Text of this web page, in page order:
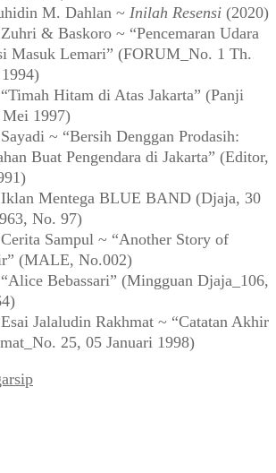
M. Dahlan ~ Inilah Resensi (2020)
& Baskoro ~ “Pencemaran Udara
Masuk Lemari” (FORUM_No. 1 Th.
Hitam di Atas Jakarta” (Panji
1997)
~ “Bersih Denggan Prodasih:
Buat Pengendara di Jakarta” (Editor,
Mentega BLUE BAND (Djaja, 30
No. 97)
Sampul ~ “Another Story of
(MALE, No.002)
Bebassari” (Mingguan Djaja_106,
Jalaludin Rakhmat ~ “Catatan Akhir
25, 05 Januari 1998)